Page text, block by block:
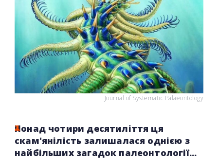
Journal of Systematic Palaeontology
Понад чотири десятиліття ця
скам'янілість залишалася однією з
найбільших загадок палеонтології...